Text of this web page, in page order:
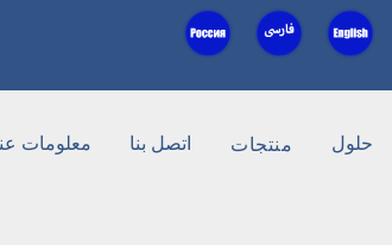
حلول منتجات اتصل بنا معلومات